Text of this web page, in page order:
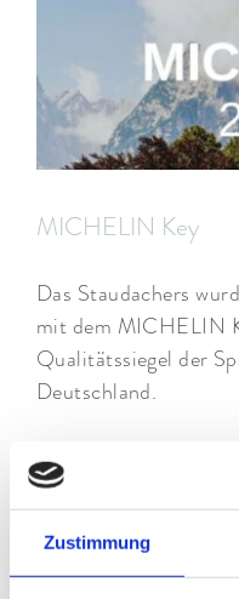
Zustimmung
MICHELIN Key
Das Staudachers
mit dem MICHELIN
Qualitätssiegel der
Deutschland.